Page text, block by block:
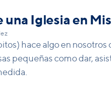
una Iglesia en
hace algo en nosotros
pequeñas como dar,